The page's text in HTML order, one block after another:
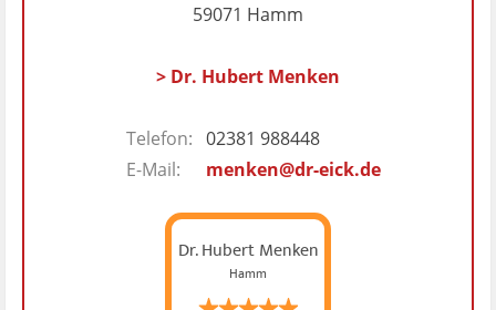
59071 Hamm
> Dr. Hubert Menken
Telefon: 02381 988448
E-Mail:
menken@dr-eick.de
Dr. Hubert Menken
Hamm